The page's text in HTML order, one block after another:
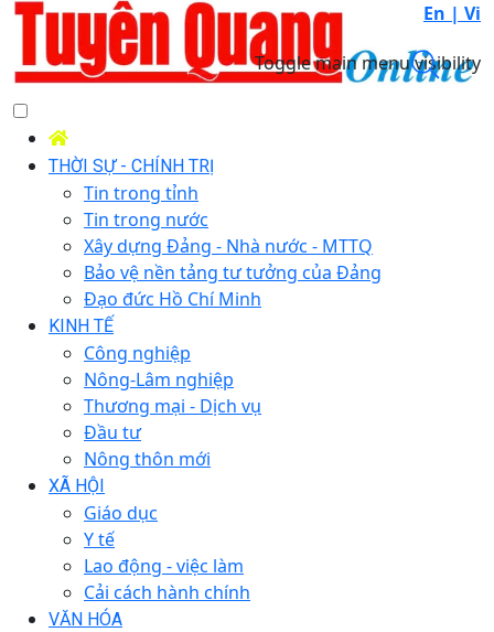
En | Vi
Toggle main menu visibility
THỜI SỰ - CHÍNH TRỊ
Tin trong tỉnh
Tin trong nước
Xây dựng Đảng - Nhà nước - MTTQ
Bảo vệ nền tảng tư tưởng của Đảng
Đạo đức Hồ Chí Minh
KINH TẾ
Công nghiệp
Nông-Lâm nghiệp
Thương mại - Dịch vụ
Đầu tư
Nông thôn mới
XÃ HỘI
Giáo dục
Y tế
Lao động - việc làm
Cải cách hành chính
VĂN HÓA